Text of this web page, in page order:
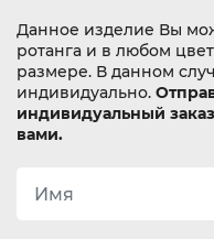
Данное изделие Вы
ротанга и в любом
размере. В данном
индивидуально.
индивидуальный
вами.